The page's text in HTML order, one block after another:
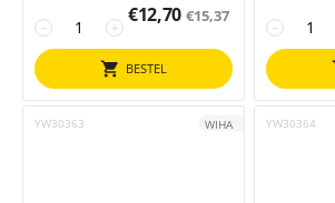
+
−
€12,70 €15,37
BESTEL
−
YW30363 WIHA YW30364